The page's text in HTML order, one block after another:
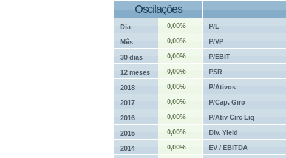
Oscilações
Dia 0,00% P/L
Mês 0,00% P/VP
30 dias 0,00% P/EBIT
12 meses 0,00% PSR
2018 0,00% P/Ativos
2017 0,00% P/Cap. Giro
2016 0,00% P/Ativ Circ Liq
2015 0,00% Div. Yield
2014 0,00% EV / EBITDA